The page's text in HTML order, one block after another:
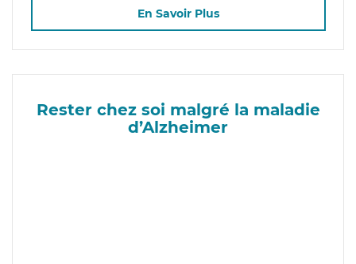
En Savoir Plus
Rester chez soi malgré la maladie
d’Alzheimer